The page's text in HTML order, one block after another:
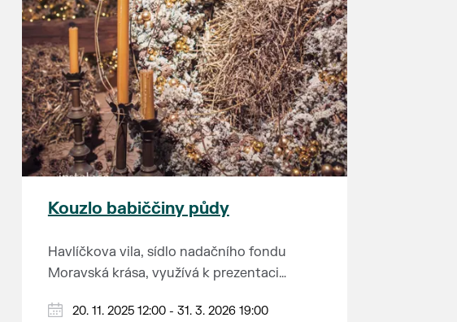
Kouzlo babiččiny půdy
Havlíčkova vila, sídlo nadačního fondu
Moravská krása, využívá k prezentaci
opravdu každé volné místo. Nevěříte?
A když říkáme „na půdu vily,“ myslíme tím
20. 11. 2025 12:00 - 31. 3. 2026 19:00